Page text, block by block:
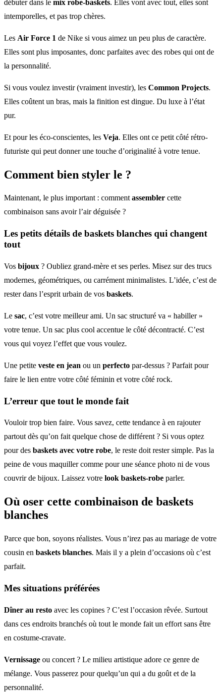
débuter dans le mix robe-baskets. Elles vont avec tout, elles sont
intemporelles, et pas trop chères.
Les Air Force 1 de Nike si vous aimez un peu plus de caractère.
Elles sont plus imposantes, donc parfaites avec des robes qui ont de
la personnalité.
Si vous voulez investir (vraiment investir), les Common Projects.
Elles coûtent un bras, mais la finition est dingue. Du luxe à l’état
pur.
Et pour les éco-conscientes, les Veja. Elles ont ce petit côté rétro-
futuriste qui peut donner une touche d’originalité à votre tenue.
Comment bien styler le ?
Maintenant, le plus important : commentassembler cette
combinaison sans avoir l’air déguisée ?
Les petits détails de baskets blanches qui changent
tout
Vos bijoux ? Oubliez grand-mère et ses perles. Misez sur des trucs
modernes, géométriques, ou carrément minimalistes. L’idée, c’est de
rester dans l’esprit urbain de vos baskets.
Le sac, c’est votre meilleur ami. Un sac structuré va « habiller »
votre tenue. Un sac plus cool accentue le côté décontracté. C’est
vous qui voyez l’effet que vous voulez.
Une petite veste en jean ou un perfecto par-dessus ? Parfait pour
faire le lien entre votre côté féminin et votre côté rock.
L’erreur que tout le monde fait
Vouloir trop bien faire. Vous savez, cette tendance à en rajouter
partout dès qu’on fait quelque chose de différent ? Si vous optez
pour des baskets avec votre robe, le reste doit rester simple. Pas la
peine de vous maquiller comme pour une séance photo ni de vous
couvrir de bijoux. Laissez votre look baskets-robe parler.
Où oser cette combinaison de baskets
blanches
Parce que bon, soyons réalistes. Vous n’irez pas au mariage de votre
cousin en baskets blanches. Mais il y a plein d’occasions où c’est
parfait.
Mes situations préférées
Dîner au resto avec les copines ? C’est l’occasion rêvée. Surtout
dans ces endroits branchés où tout le monde fait un effort sans être
en costume-cravate.
Vernissage ou concert ? Le milieu artistique adore ce genre de
mélange. Vous passerez pour quelqu’un qui a du goût et de la
personnalité.